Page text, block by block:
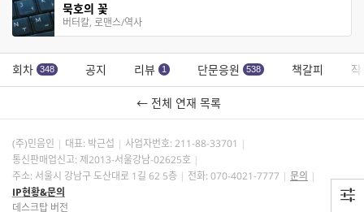
묵호의 꽃
버터칼, 로맨스/역사
회차 348 공지 리뷰 1 단문응원 538 책갈피
← 전체 연재 목록
(주)민음인 대표: 박근섭 사업자번호: 211-88-33701
통신판매업신고: 제2013-서울강남-02625호
주소: 서울시 강남구 도산대로 1길 62 5층
전화: 070-4021-7777
문의
IP현황&문의
데스크탑 버전